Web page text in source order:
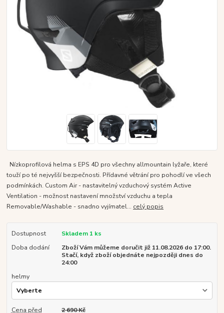
Nízkoprofilová helma s EPS 4D pro všechny allmountain lyžaře, které
touží po té nejvyšší bezpečnosti. Přídavné větrání pro pohodlí ve všech
podmínkách. Custom Air - nastavitelný vzduchový systém Active
Ventilation - možnost nastavení množství vzduchu a tepla
Removable/Washable - snadno vyjímatel... celý popis
Dostupnost
Skladem 1 ks
Doba dodání
Zboží Vám můžeme doručit již 11.08.2026 do 17:00.
Stačí, když zboží objednáte nejpozději dnes do
24:00
helmy
Cena před
2 690 Kč